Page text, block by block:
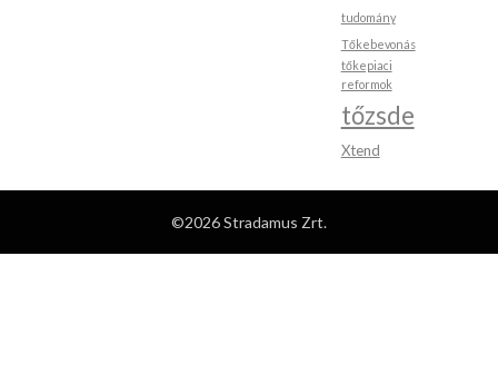
tudomány
Tőkebevonás
tőkepiaci
reformok
tőzsde
Xtend
©2026 Stradamus Zrt.